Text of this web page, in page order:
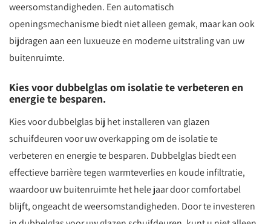
weersomstandigheden. Een automatisch
openingsmechanisme biedt niet alleen gemak, maar kan ook
bijdragen aan een luxueuze en moderne uitstraling van uw
buitenruimte.
Kies voor dubbelglas om isolatie te verbeteren en
energie te besparen.
Kies voor dubbelglas bij het installeren van glazen
schuifdeuren voor uw overkapping om de isolatie te
verbeteren en energie te besparen. Dubbelglas biedt een
effectieve barrière tegen warmteverlies en koude infiltratie,
waardoor uw buitenruimte het hele jaar door comfortabel
blijft, ongeacht de weersomstandigheden. Door te investeren